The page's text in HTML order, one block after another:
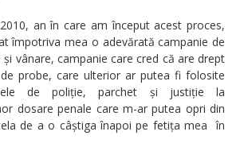
an în care am început acest proces,
împotriva mea o adevărată campanie de
vânare, campanie care cred că are drept
probe, care ulterior ar putea fi folosite
de poliție, parchet și justiție la
dosare penale care m-ar putea opri din
de a o câștiga înapoi pe fetița mea în